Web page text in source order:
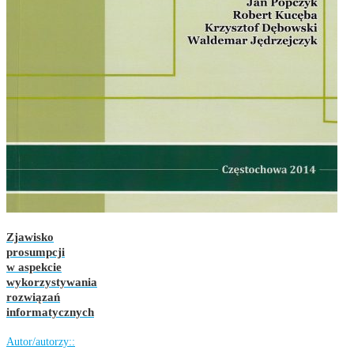
Zjawisko
prosumpcji
w aspekcie
wykorzystywania
rozwiązań
informatycznych
Autor/autorzy::